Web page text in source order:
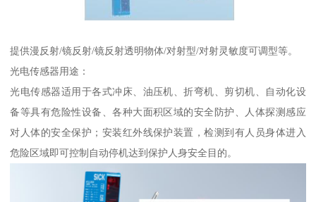
提供漫反射/镜反射/镜反射透明物体/对射型/对射灵敏度可调型等。
光电传感器用途：
光电传感器适用于各式冲床、油压机、折弯机、剪切机、自动化设
备等具有危险性设备、各种大面积区域的安全防护、人体探测感应
对人体的安全保护；安装红外线保护装置，检测到有人员身体进入
危险区域即可控制自动停机达到保护人身安全目的。